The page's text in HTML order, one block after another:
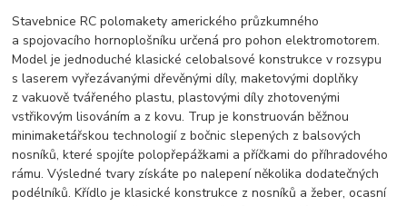
Stavebnice RC polomakety amerického průzkumného
a spojovacího hornoplošníku určená pro pohon elektromotorem.
Model je jednoduché klasické celobalsové konstrukce v rozsypu
s laserem vyřezávanými dřevěnými díly, maketovými doplňky
z vakuově tvářeného plastu, plastovými díly zhotovenými
vstřikovým lisováním a z kovu. Trup je konstruován běžnou
minimaketářskou technologií z bočnic slepených z balsových
nosníků, které spojíte polopřepážkami a příčkami do příhradového
rámu. Výsledné tvary získáte po nalepení několika dodatečných
podélníků. Křídlo je klasické konstrukce z nosníků a žeber, ocasní